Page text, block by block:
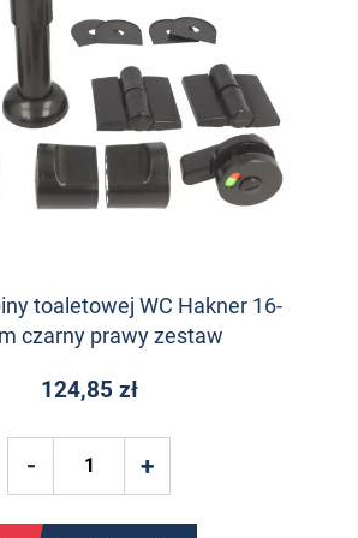
toaletowej WC Hakner 16-
czarny prawy zestaw
124,85 zł